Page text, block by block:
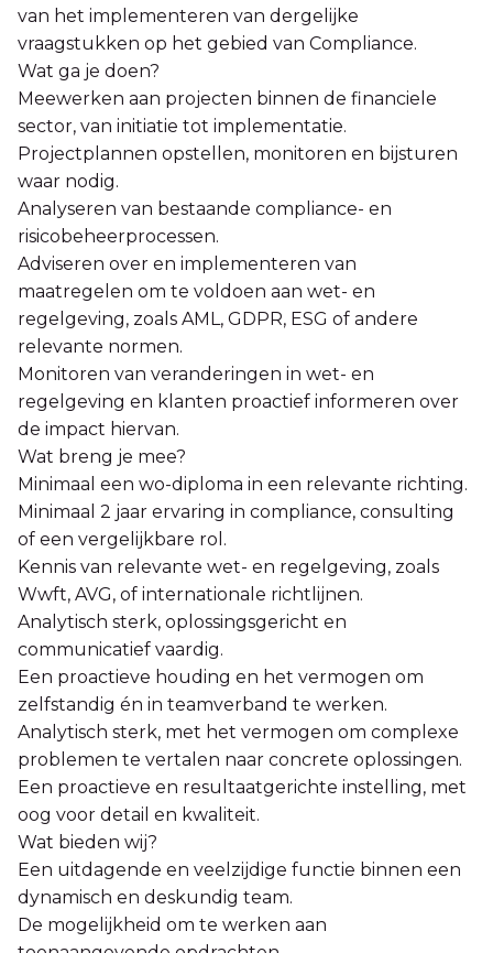
van het implementeren van dergelijke
vraagstukken op het gebied van Compliance.
Wat ga je doen?
Meewerken aan projecten binnen de financiele
sector, van initiatie tot implementatie.
Projectplannen opstellen, monitoren en bijsturen
waar nodig.
Analyseren van bestaande compliance- en
risicobeheerprocessen.
Adviseren over en implementeren van
maatregelen om te voldoen aan wet- en
regelgeving, zoals AML, GDPR, ESG of andere
relevante normen.
Monitoren van veranderingen in wet- en
regelgeving en klanten proactief informeren over
de impact hiervan.
Wat breng je mee?
Minimaal een wo-diploma in een relevante richting.
Minimaal 2 jaar ervaring in compliance, consulting
of een vergelijkbare rol.
Kennis van relevante wet- en regelgeving, zoals
Wwft, AVG, of internationale richtlijnen.
Analytisch sterk, oplossingsgericht en
communicatief vaardig.
Een proactieve houding en het vermogen om
zelfstandig én in teamverband te werken.
Analytisch sterk, met het vermogen om complexe
problemen te vertalen naar concrete oplossingen.
Een proactieve en resultaatgerichte instelling, met
oog voor detail en kwaliteit.
Wat bieden wij?
Een uitdagende en veelzijdige functie binnen een
dynamisch en deskundig team.
De mogelijkheid om te werken aan